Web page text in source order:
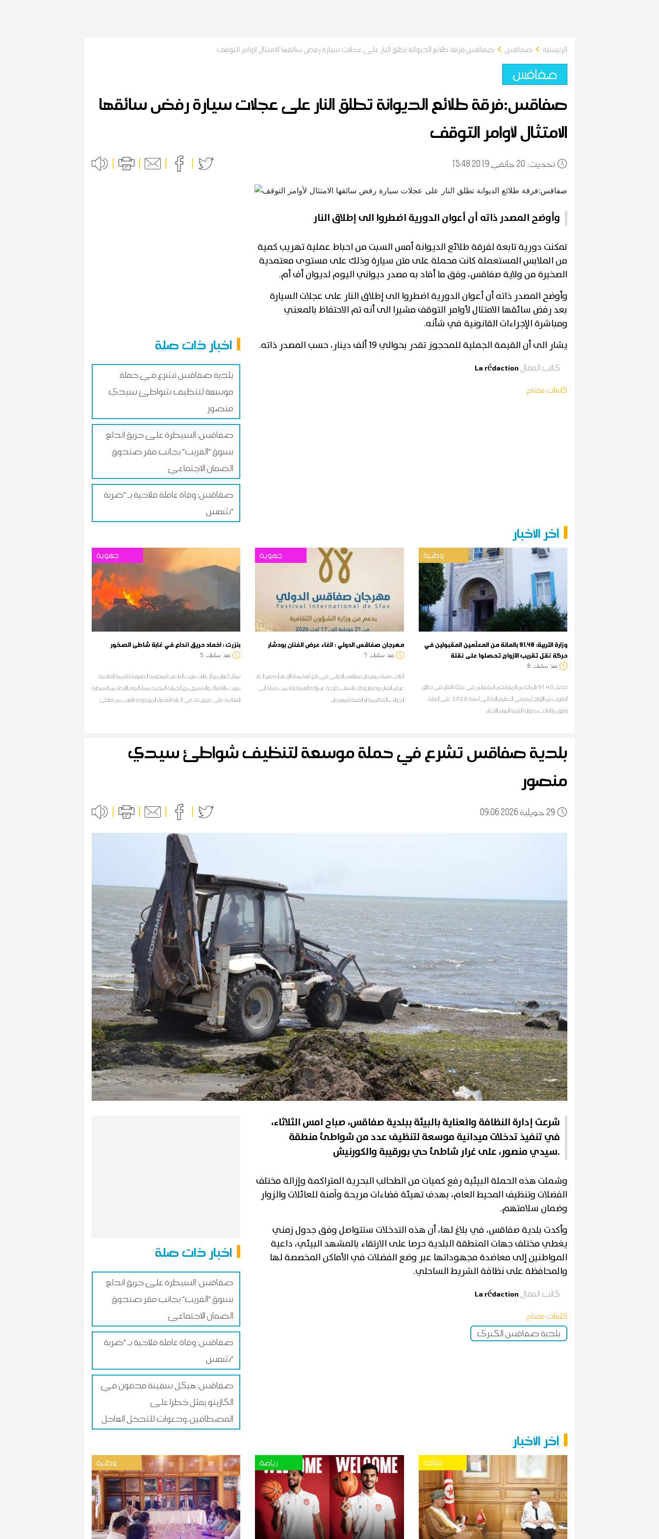
الرئيسية صفاقس صفاقس:فرقة طلائع الديوانة تطلق النار على عجلات سيارة رفض سائقها الامتثال لأوامر التوقف
صفاقس
صفاقس:فرقة طلائع الديوانة تطلق النار على عجلات سيارة رفض سائقها
الامتثال لأوامر التوقف
:تحديث 20 15:48 2019 جانفي
اخبار ذات صلة
بلدية صفاقس تشرع في حملة
موسعة لتنظيف شواطئ سيدي
منصور
صفاقس: السيطرة على حريق اندلع
بسوق "الفريب" بجانب مقر صندوق
الضمان الاجتماعي
صفاقس: وفاة عاملة فلاحية بـ "ضربة
شمس"
وأوضح المصدر ذاته أن أعوان الدورية اضطروا الى إطلاق النار
تمكنت دورية تابعة لفرقة طلائع الديوانة أمس السبت من احباط عملية تهريب كمية
من الملابس المستعملة كانت محملة على متن سيارة وذلك على مستوى معتمدية
الصخيرة من ولاية صفاقس، وفق ما أفاد به مصدر ديواني اليوم لديوان أف أم.
وأوضح المصدر ذاته أن أعوان الدورية اضطروا الى إطلاق النار على عجلات السيارة
بعد رفض سائقها الامتثال لأوامر التوقف مشيرا الى أنه تم الاحتفاظ بالمعني
ومباشرة الإجراءات القانونية في شأنه.
يشار الى أن القيمة الجملية للمحجوز تقدر بحوالي 19 ألف دينار، حسب المصدر ذاته.
كاتب المقال La rédaction
كلمات مفتاح
آخر الأخبار
جهوية
بنزرت : اخماد حريق اندلع في غابة شاطئ الصخور
منذ ساعات 5
تمكن أعوان مركز غابات بنزرت التابعين للمندوبية الجهوية للتنمية الفلاحية
ببنزرت بالاشتراك والتنسيق مع الحماية المدنية مساء اليوم الأربعاء من السيطرة
النهائية على حريق جد في الغابة الشعراء الموجودة بالقرب من شاطئ
جهوية
مهرجان صفاقس الدولي : الغاء عرض الفنان بودشار
منذ ساعات 7
أفادت هيئة مهرجان صفاقس الدولي في بلاغ لها مساء الأربعاء أنه تقرر الغاء
عرض الفنان بودشار وذلك لأسباب خارجة عن إرادة الهيئة و لا تمت بصلة الى
الجوانب التنظيمية أو الفنية للمهرجان
وطنية
وزارة التربية: 91.40 بالمائة من المعلّمين المقبولين في
حركة نقل تقريب الأزواج تحصلوا على نقلة
منذ ساعات 8
تحصل 91.40 بالمائة من المترشحين المقبولين في حركة النقل في نطاق
التقريب بين الأزواج لمدرسي التعليم الابتدائي لسنة 2026 على النقلة ،
وفق ما أفادت به وزارة التربية اليوم الأربعاء
بلدية صفاقس تشرع في حملة موسعة لتنظيف شواطئ سيدي
منصور
29 09:06 2026 جويلية
اخبار ذات صلة
صفاقس: السيطرة على حريق اندلع
بسوق "الفريب" بجانب مقر صندوق
الضمان الاجتماعي
صفاقس: وفاة عاملة فلاحية بـ "ضربة
شمس"
صفاقس: هيكل سفينة مدفون في
الكازينو يمثل خطرا على
المصطافين..ودعوات للتدخل العاجل
شرعت إدارة النظافة والعناية بالبيئة ببلدية صفاقس، صباح امس الثلاثاء،
في تنفيذ تدخلات ميدانية موسعة لتنظيف عدد من شواطئ منطقة
سيدي منصور، على غرار شاطئ حي بورقيبة والكورنيش.
وشملت هذه الحملة البيئية رفع كميات من الطحالب البحرية المتراكمة وإزالة مختلف
الفضلات وتنظيف المحيط العام، بهدف تهيئة فضاءات مريحة وآمنة للعائلات والزوار
وضمان سلامتهم.
وأكدت بلدية صفاقس، في بلاغ لها، أن هذه التدخلات ستتواصل وفق جدول زمني
يغطي مختلف جهات المنطقة البلدية حرصا على الارتقاء بالمشهد البيئي، داعية
المواطنين إلى معاضدة مجهوداتها عبر وضع الفضلات في الأماكن المخصصة لها
والمحافظة على نظافة الشريط الساحلي.
كاتب المقال La rédaction
كلمات مفتاح
بلدية صفاقس الكبرى
آخر الأخبار
وطنية رياضة ثقافة